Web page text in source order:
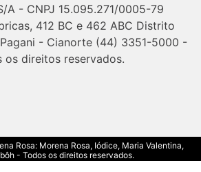
A - CNPJ 15.095.271/0005-79
412 BC e 462 ABC Distrito
- Cianorte (44) 3351-5000 -
os direitos reservados.
Rosa: Morena Rosa, Iódice, Maria Valentina,
- Todos os direitos reservados.